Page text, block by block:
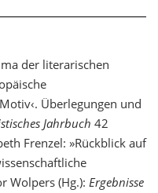
der literarischen
Überlegungen und
Jahrbuch 42
Frenzel: »Rückblick auf
Wolpers (Hg.): Ergebnisse